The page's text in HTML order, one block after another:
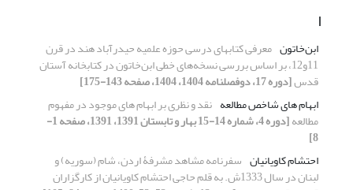
ا
ابن‌خاتون معرفی کتابهای درسی حوزه علمیه حیدرآباد هند در قرن
11و12، بر اساس بررسی نسخه‌های خطی ابن‌خاتون در کتابخانه آستان
قدس[دوره 17، دوفصلنامه 1404، 1404، صفحه 143-175]
ابهام‏ های شاخص مطالعه نقد و نظری بر ابهام‏ های موجود در مفهوم
مطالعه [دوره 4، شماره 14-15 بهار و تابستان 1391، 1391، صفحه 1-
8]
احتشام کاویانیان سفرنامه مشاهد مشرفۀ اردن، شام (سوریه) و
لبنان در سال 1333ش. به قلم حاجی احتشام کاویانیان از کارگزاران